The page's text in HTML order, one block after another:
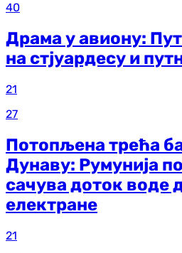
40
Драма у авиону:
на стјуардесу и
21
27
Потопљена трећа
Дунаву: Румунија
сачува доток воде
електране
21